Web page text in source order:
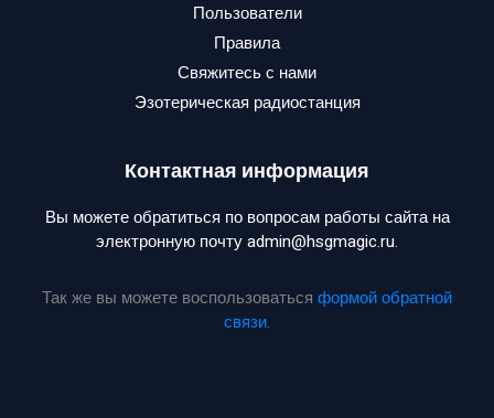
Пользователи
Правила
Свяжитесь с нами
Эзотерическая радиостанция
Контактная информация
Вы можете обратиться по вопросам работы сайта на
электронную почту admin@hsgmagic.ru.
Так же вы можете воспользоваться формой обратной
связи.